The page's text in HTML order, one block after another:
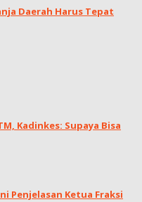
Daerah Harus Tepat
Kadinkes: Supaya Bisa
Penjelasan Ketua Fraksi